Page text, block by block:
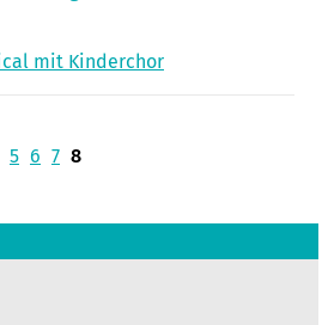
mit Kinderchor
5 6 7 8